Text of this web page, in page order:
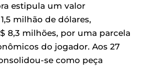
estipula um valor
milhão de dólares,
8,3 milhões, por uma parcela
do jogador. Aos 27
se como peça